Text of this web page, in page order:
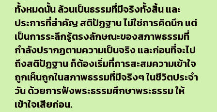
ทั้งหมดนั้น ล้วนเป็นธรรมที่มีจริงทั้งสิ้น และ
ประการที่สำคัญ สติปัฏฐาน ไม่ใช่การคิดนึก แต่
เป็นการระลึกรู้ตรงลักษณะของสภาพธรรมที่
กำลังปรากฏตามความเป็นจริง และก่อนที่จะไป
ถึงสติปัฏฐาน ก็ต้องเริ่มที่การสะสมความเข้าใจ
ถูกเห็นถูกในสภาพธรรมที่มีจริงๆ ในชีวิตประจำ
วัน ด้วยการฟังพระธรรมศึกษาพระธรรม ให้
เข้าใจเสียก่อน.